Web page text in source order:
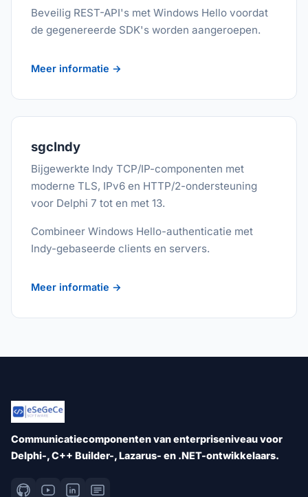
Beveilig REST-API's met Windows Hello voordat
de gegenereerde SDK's worden aangeroepen.
Meer informatie →
sgcIndy
Bijgewerkte Indy TCP/IP-componenten met
moderne TLS, IPv6 en HTTP/2-ondersteuning
voor Delphi 7 tot en met 13.
Combineer Windows Hello-authenticatie met
Indy-gebaseerde clients en servers.
Meer informatie →
Communicatiecomponenten van enterpriseniveau voor
Delphi-, C++ Builder-, Lazarus- en .NET-ontwikkelaars.